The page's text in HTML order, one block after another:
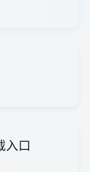
入口